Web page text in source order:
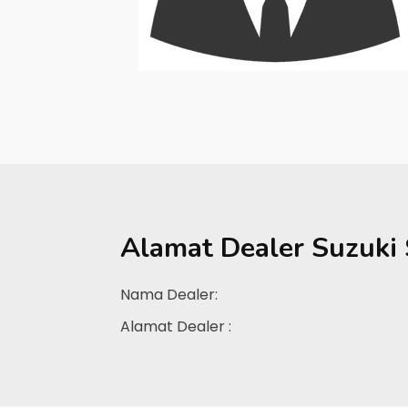
Alamat Dealer Suzuki
Nama Dealer:
Alamat Dealer :